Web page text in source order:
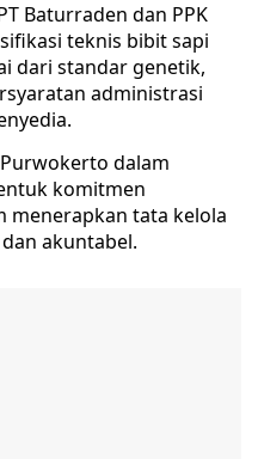
Baturraden dan PPK
teknis bibit sapi
dari standar genetik,
administrasi
dalam
komitmen
menerapkan tata kelola
akuntabel.